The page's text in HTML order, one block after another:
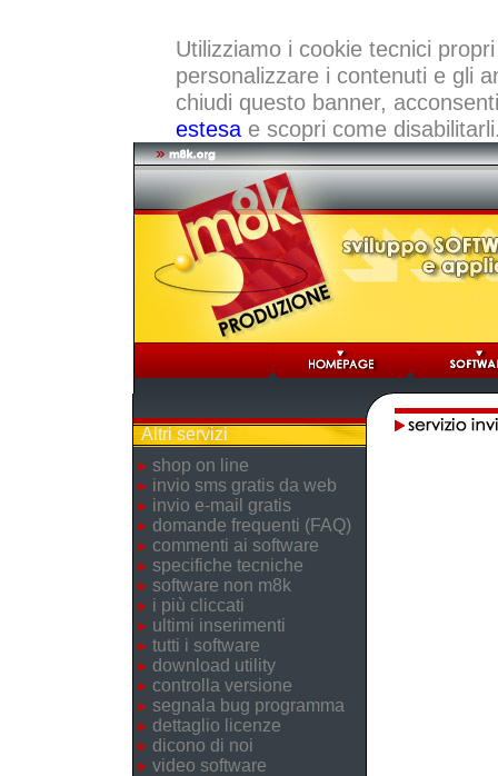
Utilizziamo i cookie tecnici
personalizzare i contenuti e gli
chiudi questo banner,
estesae scopri come
Altri servizi
shop on line
invio sms gratis da web
invio e-mail gratis
domande frequenti (FAQ)
commenti ai software
specifiche tecniche
software non m8k
i più cliccati
ultimi inserimenti
tutti i software
download utility
controlla versione
segnala bug programma
dettaglio licenze
dicono di noi
video software